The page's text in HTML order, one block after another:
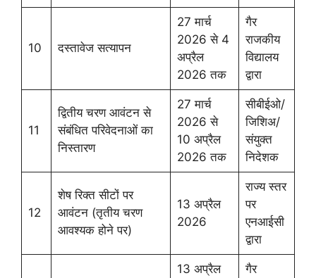
10 दस्तावेज सत्यापन
27 मार्च
2026 से 4
अप्रैल
2026 तक
गैर
राजकीय
विद्यालय
द्वारा
11
द्वितीय चरण आवंटन से
संबंधित परिवेदनाओं का
निस्तारण
27 मार्च
2026 से
10 अप्रैल
2026 तक
सीबीईओ/
जिशिअ/
संयुक्त
निदेशक
12
शेष रिक्त सीटों पर
आवंटन (तृतीय चरण
आवश्यक होने पर)
13 अप्रैल
2026
राज्य स्तर
पर
एनआईसी
द्वारा
13 अप्रैल
गैर